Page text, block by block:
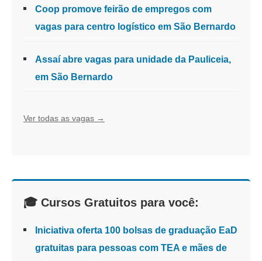
Coop promove feirão de empregos com
vagas para centro logístico em São Bernardo
Assaí abre vagas para unidade da Pauliceia,
em São Bernardo
Ver todas as vagas →
🎓 Cursos Gratuitos para você:
Iniciativa oferta 100 bolsas de graduação EaD
gratuitas para pessoas com TEA e mães de